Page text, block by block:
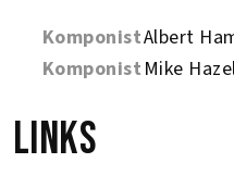
KomponistAlbert
Komponist Mike
Links